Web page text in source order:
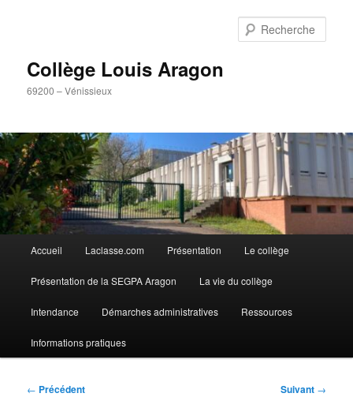
Collège Louis Aragon
69200 – Vénissieux
principal
Accueil Laclasse.com Présentation Le collège
Présentation de la SEGPA Aragon La vie du collège
Intendance Démarches administratives Ressources
Informations pratiques
Navigation
← Précédent Suivant →